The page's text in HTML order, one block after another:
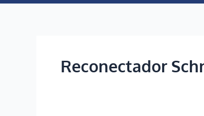
Reconectador